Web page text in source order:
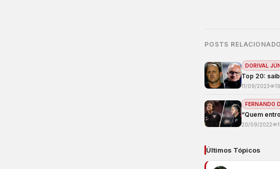
POSTS
DORIVAL
Top 20:
11/09/2023
FERNANDO
“Quem
20/09/2022
Últimos Tópicos